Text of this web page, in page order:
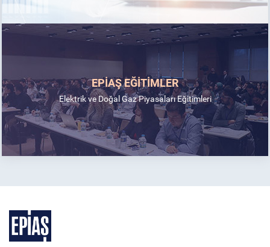
EPİAŞ EĞİTİMLER
Elektrik ve Doğal Gaz Piyasaları Eğitimleri